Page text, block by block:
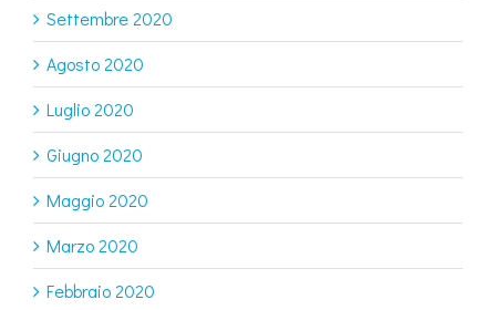
Settembre 2020
Agosto 2020
Luglio 2020
Giugno 2020
Maggio 2020
Marzo 2020
Febbraio 2020